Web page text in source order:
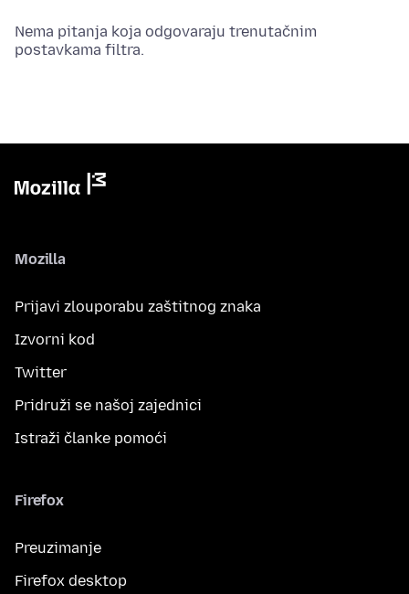
Nema pitanja koja odgovaraju trenutačnim
postavkama filtra.
Mozilla
Prijavi zlouporabu zaštitnog znaka
Izvorni kod
Twitter
Pridruži se našoj zajednici
Istraži članke pomoći
Firefox
Preuzimanje
Firefox desktop